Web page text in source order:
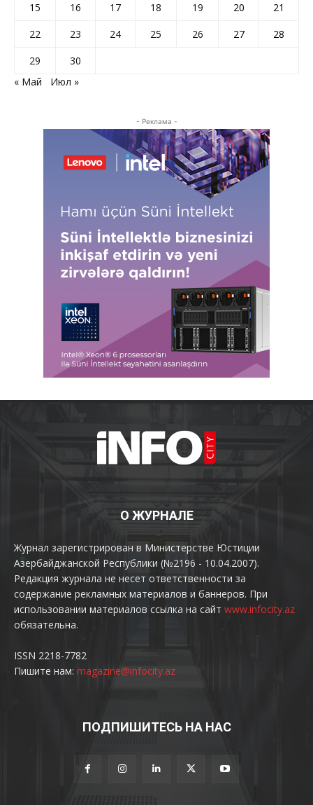
15
16 17 18 19 20
21
22
23 24 25 26 27
28
29
30
« Май
Июл »
- Реклама -
О ЖУРНАЛЕ
Журнал зарегистрирован в Министерстве Юстиции
Азербайджанской Республики (№2196 - 10.04.2007).
Редакция журнала не несет ответственности за
содержание рекламных материалов и баннеров. При
использовании материалов ссылка на сайт www.infocity.az
обязательна.
ISSN 2218-7782
Пишите нам: magazine@infocity.az
ПОДПИШИТЕСЬ НА НАС